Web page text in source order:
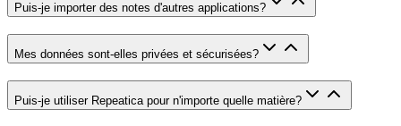
Puis-je importer des notes d'autres applications?
Mes données sont-elles privées et sécurisées?
Puis-je utiliser Repeatica pour n'importe quelle matière?